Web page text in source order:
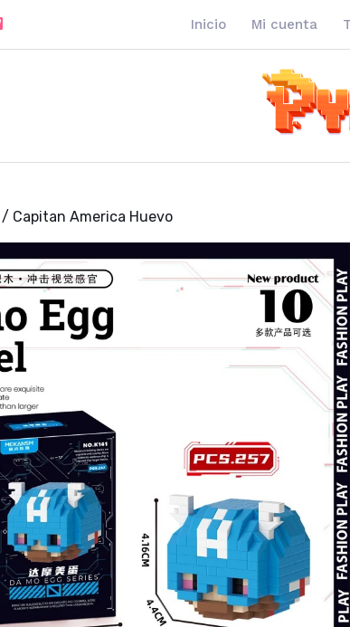
+56954689966 Inicio Mi cuenta
/ Capitan America Huevo